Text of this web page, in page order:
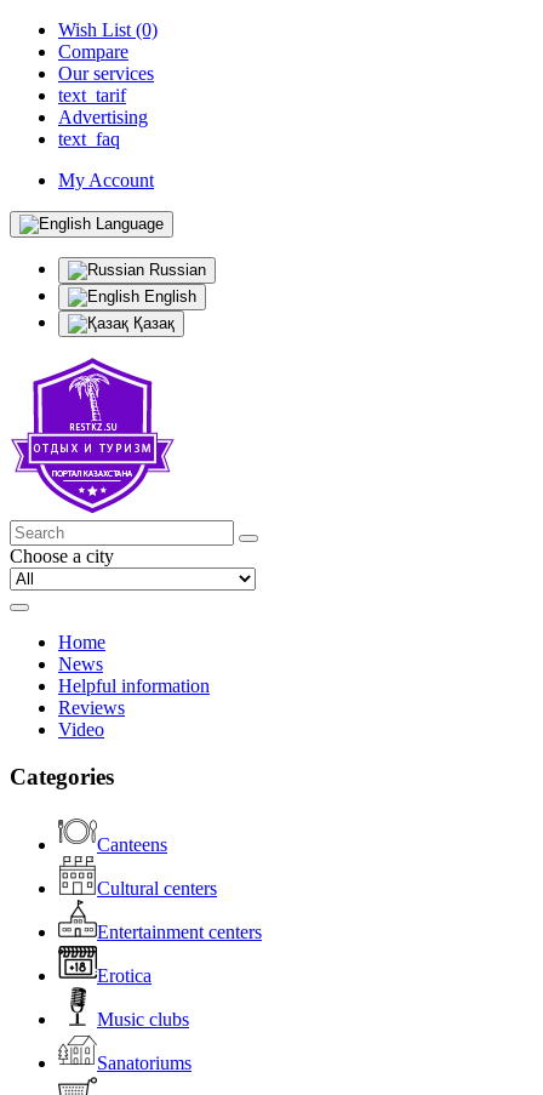
Wish List (0)
Compare
Our services
text_tarif
Advertising
text_faq
My Account
Language
Russian
English
Қазақ
Choose a city
Home
News
Helpful information
Reviews
Video
Categories
Canteens
Cultural centers
Entertainment centers
Erotica
Music clubs
Sanatoriums